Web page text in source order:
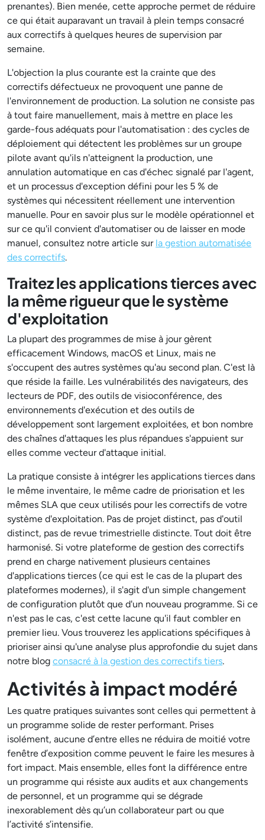
prenantes). Bien menée, cette approche permet de réduire
ce qui était auparavant un travail à plein temps consacré
aux correctifs à quelques heures de supervision par
semaine.
L'objection la plus courante est la crainte que des
correctifs défectueux ne provoquent une panne de
l'environnement de production. La solution ne consiste pas
à tout faire manuellement, mais à mettre en place les
garde-fous adéquats pour l'automatisation : des cycles de
déploiement qui détectent les problèmes sur un groupe
pilote avant qu'ils n'atteignent la production, une
annulation automatique en cas d'échec signalé par l'agent,
et un processus d'exception défini pour les 5 % de
systèmes qui nécessitent réellement une intervention
manuelle. Pour en savoir plus sur le modèle opérationnel et
sur ce qu'il convient d'automatiser ou de laisser en mode
manuel, consultez notre article sur la gestion automatisée
des correctifs.
Traitez les applications tierces avec
la même rigueur que le système
d'exploitation
La plupart des programmes de mise à jour gèrent
efficacement Windows, macOS et Linux, mais ne
s'occupent des autres systèmes qu'au second plan. C'est là
que réside la faille. Les vulnérabilités des navigateurs, des
lecteurs de PDF, des outils de visioconférence, des
environnements d'exécution et des outils de
développement sont largement exploitées, et bon nombre
des chaînes d'attaques les plus répandues s'appuient sur
elles comme vecteur d'attaque initial.
La pratique consiste à intégrer les applications tierces dans
le même inventaire, le même cadre de priorisation et les
mêmes SLA que ceux utilisés pour les correctifs de votre
système d'exploitation. Pas de projet distinct, pas d'outil
distinct, pas de revue trimestrielle distincte. Tout doit être
harmonisé. Si votre plateforme de gestion des correctifs
prend en charge nativement plusieurs centaines
d'applications tierces (ce qui est le cas de la plupart des
plateformes modernes), il s'agit d'un simple changement
de configuration plutôt que d'un nouveau programme. Si ce
n'est pas le cas, c'est cette lacune qu'il faut combler en
premier lieu. Vous trouverez les applications spécifiques à
prioriser ainsi qu'une analyse plus approfondie du sujet dans
notre blog consacré à la gestion des correctifs tiers.
Activités à impact modéré
Les quatre pratiques suivantes sont celles qui permettent à
un programme solide de rester performant. Prises
isolément, aucune d’entre elles ne réduira de moitié votre
fenêtre d’exposition comme peuvent le faire les mesures à
fort impact. Mais ensemble, elles font la différence entre
un programme qui résiste aux audits et aux changements
de personnel, et un programme qui se dégrade
inexorablement dès qu’un collaborateur part ou que
l’activité s’intensifie.